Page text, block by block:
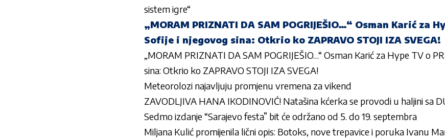
sistem igre“
„MORAM PRIZNATI DA SAM POGRIJEŠIO…“ Osman Karić za
Sofije i njegovog sina: Otkrio ko ZAPRAVO STOJI IZA SVEGA!
„MORAM PRIZNATI DA SAM POGRIJEŠIO…“ Osman Karić za Hype TV o
sina: Otkrio ko ZAPRAVO STOJI IZA SVEGA!
Meteorolozi najavljuju promjenu vremena za vikend
ZAVODLJIVA HANA IKODINOVIĆ! Natašina kćerka se provodi u haljini sa
Sedmo izdanje “Sarajevo festa” bit će održano od 5. do 19. septembra
Miljana Kulić promijenila lični opis: Botoks, nove trepavice i poruka Ivanu